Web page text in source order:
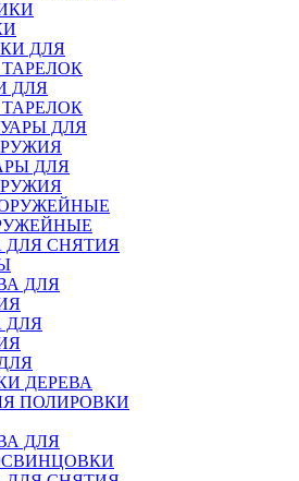
ДЛЯ
ДЛЯ
ДЛЯ СНЯТИЯ
ДЛЯ
ПОЛИРОВКИ